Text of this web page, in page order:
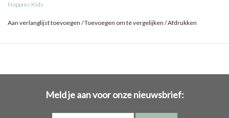
Noppies Kids
Aan verlanglijst toevoegen /Toevoegen om te vergelijken /Afdrukken
Meld je aan voor onze nieuwsbrief: